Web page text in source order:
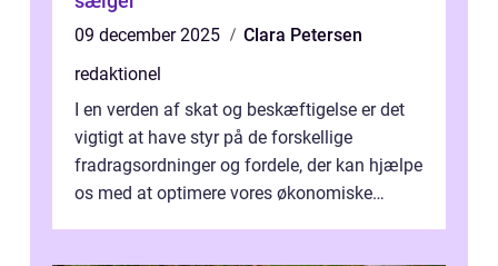
09 december 2025
Clara Petersen
redaktionel
I en verden af skat og beskæftigelse er det
vigtigt at have styr på de forskellige
fradragsordninger og fordele, der kan hjælpe
os med at optimere vores økonomiske